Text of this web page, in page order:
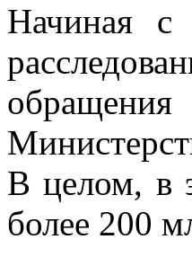
Начиная с
В целом, в
более 200